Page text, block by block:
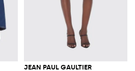
JEAN PAUL GAULTIER